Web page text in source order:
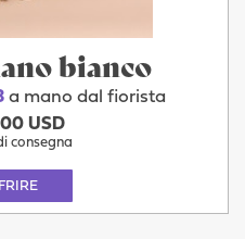
bianco
a mano dal fiorista
USD
consegna